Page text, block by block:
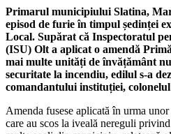
Primarul municipiului Slatina,
episod de furie în timpul ședinței
Local. Supărat că Inspectoratul
(ISU) Olt a aplicat o amendă
mai multe unități de învățământ
securitate la incendiu, edilul s-a
comandantului instituției,
Amenda fusese aplicată în urma
care au scos la iveală nereguli